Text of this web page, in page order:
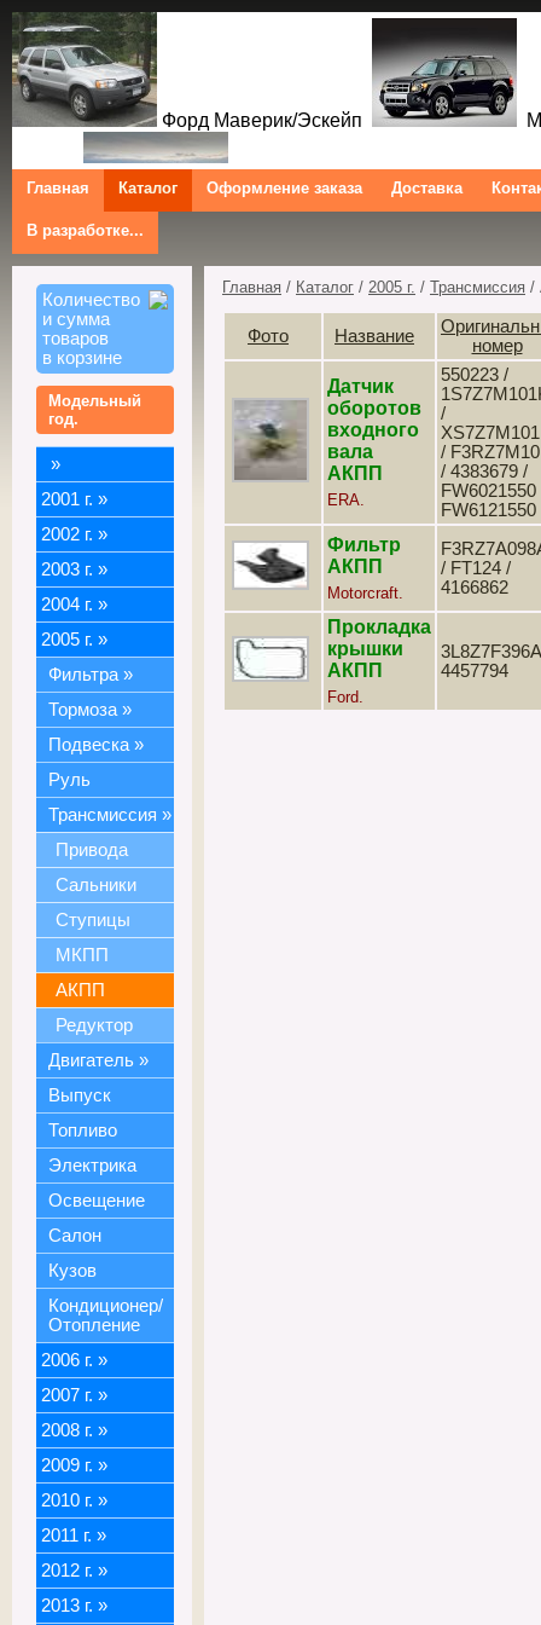
Форд Маверик/Эскейп
Трибют
Ford Maverick/Escape
Tribute Ford Kuga/Escape
Главная Каталог Оформление заказа Доставка
В разработке...
Количество
и сумма
товаров
в корзине
Модельный
год.
»
2001 г. »
2002 г. »
2003 г. »
2004 г. »
2005 г. »
Фильтра »
Тормоза »
Подвеска »
Руль
Трансмиссия »
Привода
Сальники
Ступицы
МКПП
АКПП
Редуктор
Двигатель »
Выпуск
Топливо
Электрика
Освещение
Салон
Кузов
Кондиционер/
Отопление
2006 г. »
2007 г. »
2008 г. »
2009 г. »
2010 г. »
2011 г. »
2012 г. »
2013 г. »
Главная / Каталог / 2005 г. / Трансмиссия /
Фото Название
номер
Датчик
оборотов
входного
вала
АКПП
ERA.
550223 /
/
/
/ 4383679 /
FW6021550
FW6121550
Фильтр
АКПП
Motorcraft.
/ FT124 /
4166862
Прокладка
крышки
АКПП
Ford.
4457794